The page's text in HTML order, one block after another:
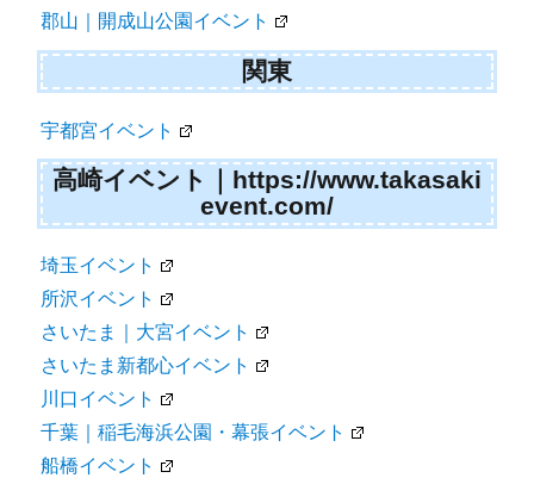
郡山｜開成山公園イベント
関東
宇都宮イベント
高崎イベント｜https://www.takasaki
event.com/
埼玉イベント
所沢イベント
さいたま｜大宮イベント
さいたま新都心イベント
川口イベント
千葉｜稲毛海浜公園・幕張イベント
船橋イベント